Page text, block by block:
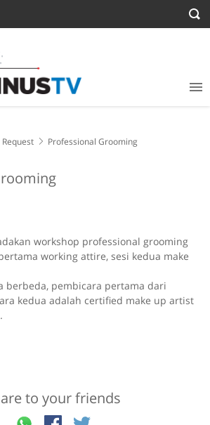
Professional Grooming
workshop professional grooming
working attire, sesi kedua make
berbeda, pembicara pertama dari
kedua adalah certified make up artist
to your friends